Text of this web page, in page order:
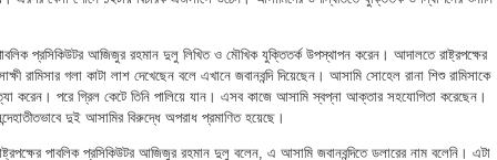
পাবলিক প্রসিকিউটর আজিজুর রহমান দুলু লিখিত ও মৌখিক যুক্তিতর্ক উপস্থাপন করেন। আদালতে রাষ্ট্রপক্ষের
রামিসার গলা কাটা লাশ দেখেছেন বলে এখানে জবানবন্দি দিয়েছেন। আসামি সোহেল রানা শিশু রামিসাকে
করেন। পরে গ্রিল কেটে তিনি পালিয়ে যান। এসব কাজে আসামি স্বপ্না আক্তার সহযোগিতা করেছেন।
দুই আসামির বিরুদ্ধে অপরাধ প্রমাণিত হয়েছে।
পাবলিক প্রসিকিউটর আজিজুর রহমান দুলু বলেন, এ আসামি জবানবন্দিতে ডলারের নাম বলেনি। এটা